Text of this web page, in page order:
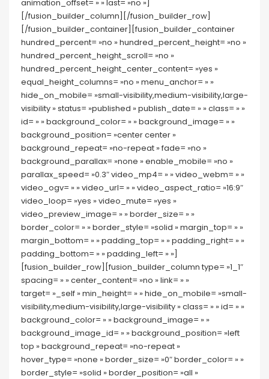
animation_offset= » » last= »no »]
[/fusion_builder_column][/fusion_builder_row]
[/fusion_builder_container][fusion_builder_container
hundred_percent= »no » hundred_percent_height= »no »
hundred_percent_height_scroll= »no »
hundred_percent_height_center_content= »yes »
equal_height_columns= »no » menu_anchor= » »
hide_on_mobile= »small-visibility,medium-visibility,large-
visibility » status= »published » publish_date= » » class= » »
id= » » background_color= » » background_image= » »
background_position= »center center »
background_repeat= »no-repeat » fade= »no »
background_parallax= »none » enable_mobile= »no »
parallax_speed= »0.3″ video_mp4= » » video_webm= » »
video_ogv= » » video_url= » » video_aspect_ratio= »16:9″
video_loop= »yes » video_mute= »yes »
video_preview_image= » » border_size= » »
border_color= » » border_style= »solid » margin_top= » »
margin_bottom= » » padding_top= » » padding_right= » »
padding_bottom= » » padding_left= » »]
[fusion_builder_row][fusion_builder_column type= »1_1″
spacing= » » center_content= »no » link= » »
target= »_self » min_height= » » hide_on_mobile= »small-
visibility,medium-visibility,large-visibility » class= » » id= » »
background_color= » » background_image= » »
background_image_id= » » background_position= »left
top » background_repeat= »no-repeat »
hover_type= »none » border_size= »0″ border_color= » »
border_style= »solid » border_position= »all »